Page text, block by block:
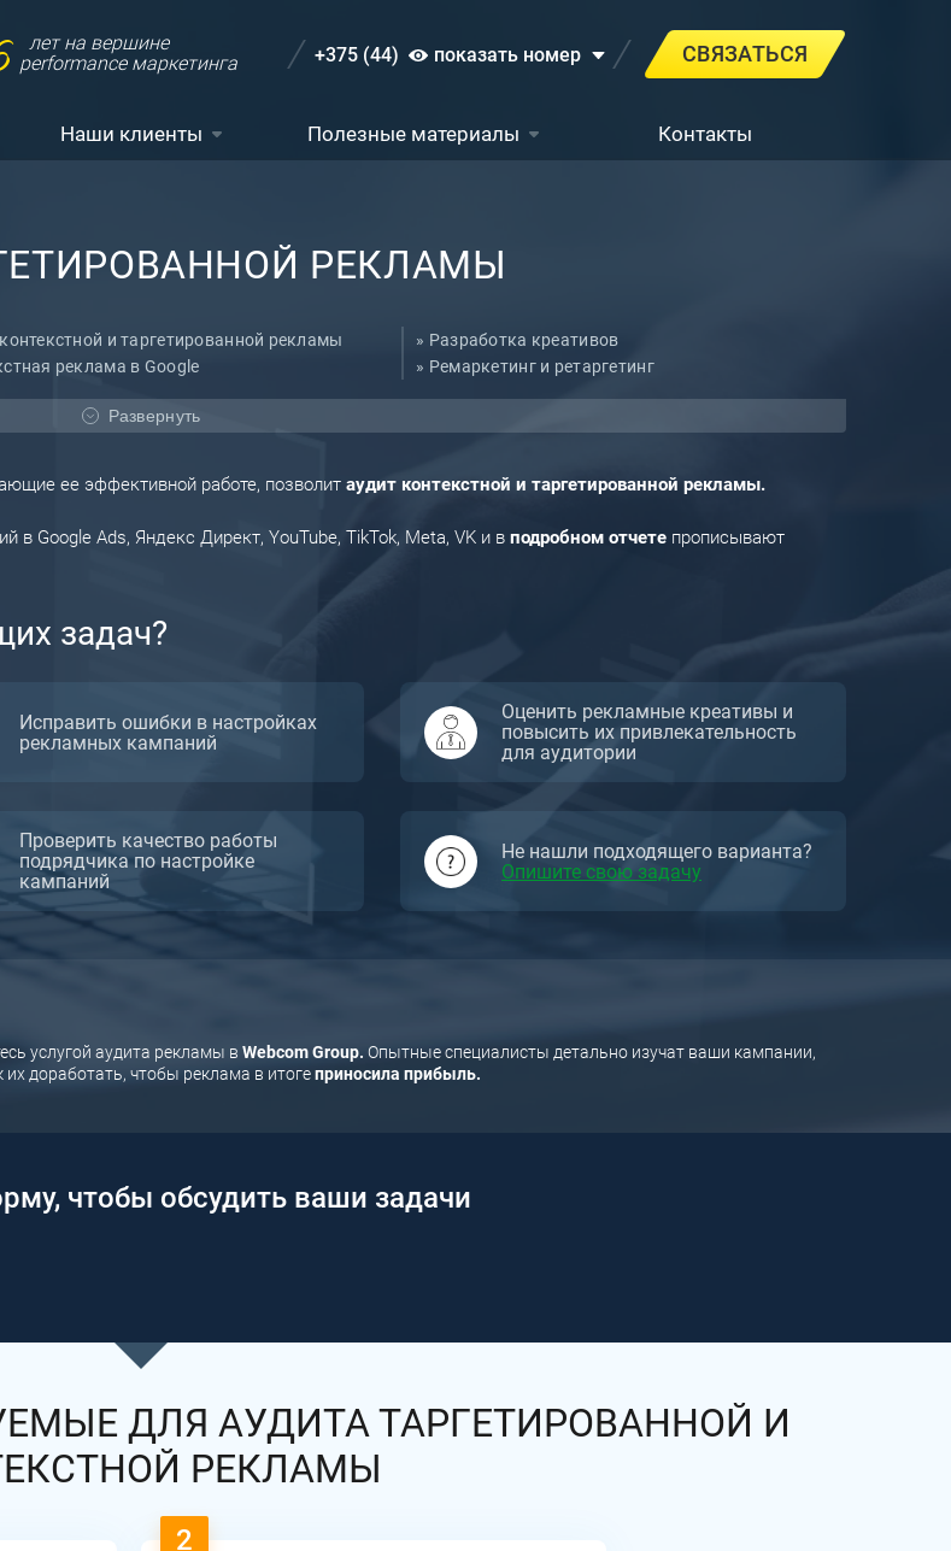
лет на вершине
performance маркетинга
+375 (44) показать номер СВЯЗАТЬСЯ
Наши клиенты Полезные материалы Контакты
РЕКЛАМЫ
и таргетированной рекламы
Разработка креативов
реклама в Google
Ремаркетинг и ретаргетинг
Развернуть
ее эффективной работе, позволит аудит контекстной и таргетированной рекламы.
в Google Ads, Яндекс Директ, YouTube, TikTok, Meta, VK и в подробном отчете прописывают
задач?
Исправить ошибки в настройках
рекламных кампаний
Оценить рекламные креативы и
повысить их привлекательность
для аудитории
Проверить качество работы
подрядчика по настройке
кампаний
Не нашли подходящего варианта?
Опишите свою задачу
услугой аудита рекламы в Webcom Group. Опытные специалисты детально изучат ваши кампании,
доработать, чтобы реклама в итогеприносила прибыль.
чтобы обсудить ваши задачи
ДЛЯ АУДИТА ТАРГЕТИРОВАННОЙ И
РЕКЛАМЫ